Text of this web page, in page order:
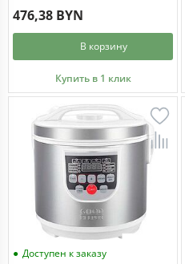
476,38 BYN
В корзину
Купить в 1 клик
Доступен к заказу